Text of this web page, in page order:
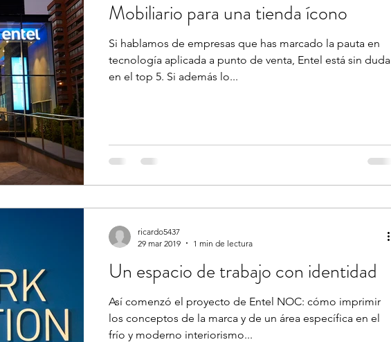
Mobiliario para una tienda ícono
Si hablamos de empresas que has marcado la pauta en
tecnología aplicada a punto de venta, Entel está sin duda
en el top 5. Si además lo...
Un espacio de trabajo con identidad
Así comenzó el proyecto de Entel NOC: cómo imprimir
los conceptos de la marca y de un área específica en el
frío y moderno interiorismo...
ricardo5437
29 mar 2019
1 min de lectura